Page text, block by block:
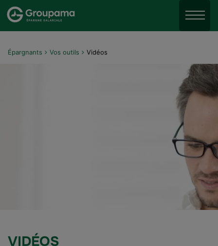
Aller au menu
Aller au contenu
Menu
Épargnants Vos outils Vidéos
VIDÉOS